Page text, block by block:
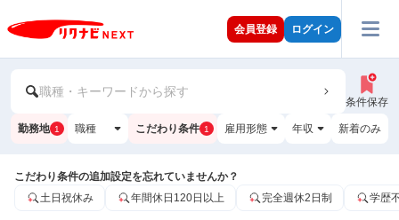
会員登録 ログイン
職種・キーワードから探す
条件保存
勤務地 1 職種 こだわり条件 1 雇用形態 年収 新着のみ
こだわり条件の追加設定を忘れていませんか？
土日祝休み
年間休日120日以上 完全週休2日制 学歴